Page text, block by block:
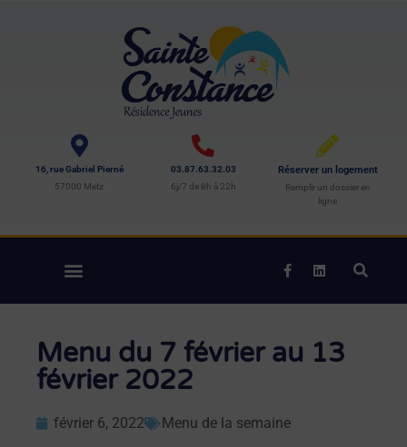
16, rue Gabriel Pierné
57000 Metz
03.87.63.32.03
6j/7 de 8h à 22h
Réserver un logement
Remplir un dossier en
ligne
Menu du 7 février au 13
février 2022
février 6, 2022 Menu de la semaine